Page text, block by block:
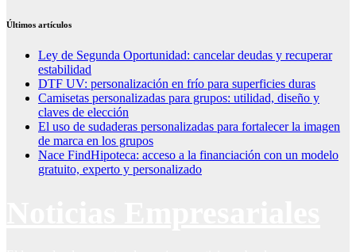
Últimos artículos
Ley de Segunda Oportunidad: cancelar deudas y recuperar
estabilidad
DTF UV: personalización en frío para superficies duras
Camisetas personalizadas para grupos: utilidad, diseño y
claves de elección
El uso de sudaderas personalizadas para fortalecer la imagen
de marca en los grupos
Nace FindHipoteca: acceso a la financiación con un modelo
gratuito, experto y personalizado